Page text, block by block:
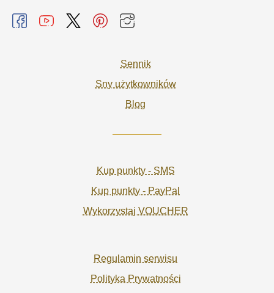
Sennik
Sny użytkowników
Blog
Kup punkty - SMS
Kup punkty - PayPal
Wykorzystaj VOUCHER
Regulamin serwisu
Polityka Prywatności